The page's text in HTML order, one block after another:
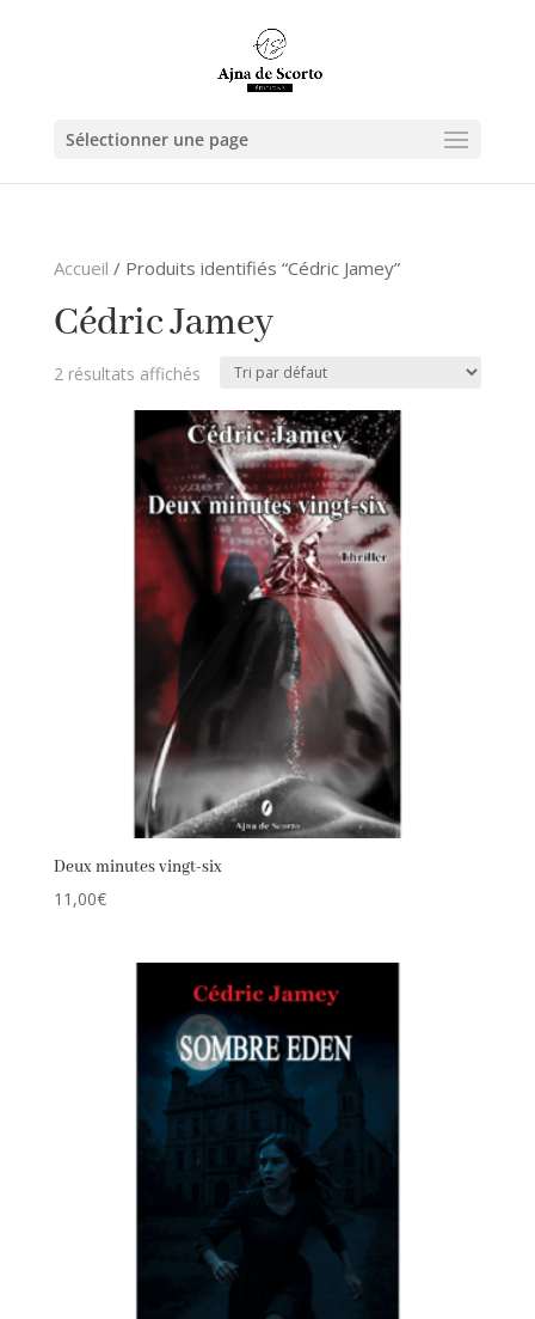
Sélectionner une page
Accueil / Produits identifiés “Cédric Jamey”
Cédric Jamey
2 résultats affichés
Deux minutes vingt-six
11,00€